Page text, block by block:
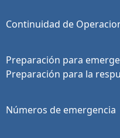
Continuidad de
Preparación para
Preparación para la
Números de emergencia